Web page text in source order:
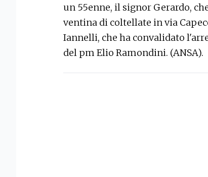
un 55enne, il signor Gerardo,
ventina di coltellate in via
Iannelli, che ha convalidato
del pm Elio Ramondini. (ANSA).